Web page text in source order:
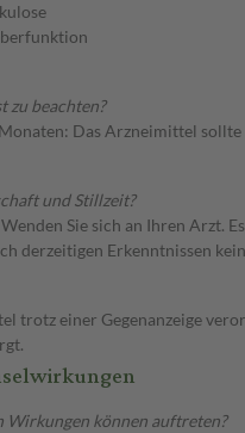
zu beachten?
Das Arzneimittel
und Stillzeit?
Sie sich an Ihren Arzt.
derzeitigen Erkenntnissen
trotz einer Gegenanzeige
Wirkungen können auftreten?